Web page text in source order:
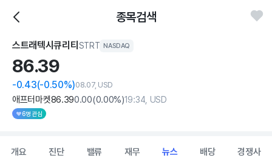
종목검색
스트래텍시큐리티 STRT NASDAQ
86.39
-0.43(-0.50%)08.07, USD
애프터마켓86.390.00(0.00%)19:34, USD
6명 관심
개요 진단 밸류 재무 뉴스 배당 경쟁사